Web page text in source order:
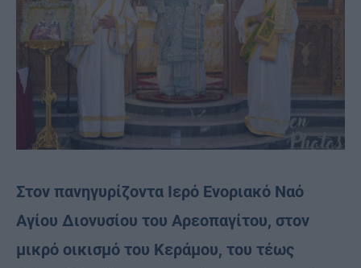
Στον πανηγυρίζοντα Ιερό Ενοριακό Ναό
Αγίου Διονυσίου του Αρεοπαγίτου, στον
μικρό οικισμό του Κεράμου, του τέως